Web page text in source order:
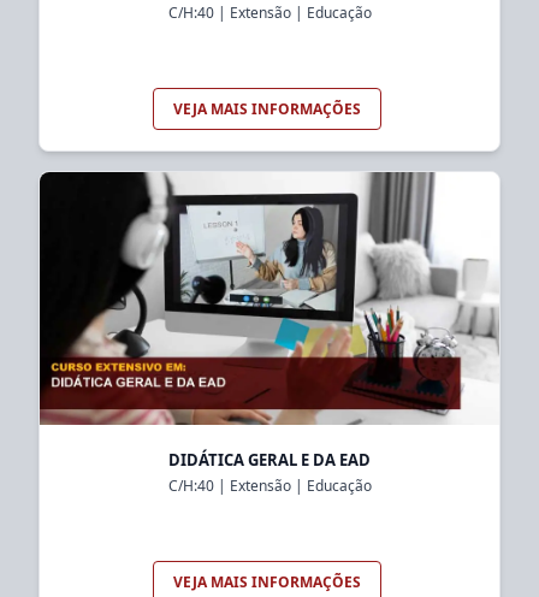
C/H:40| Extensão| Educação
VEJA MAIS INFORMAÇÕES
DIDÁTICA GERAL E DA EAD
C/H:40| Extensão| Educação
VEJA MAIS INFORMAÇÕES